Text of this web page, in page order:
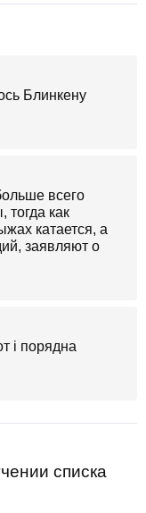
Блинкену
всего
тогда как
катается, а
заявляют о
і порядна
списка